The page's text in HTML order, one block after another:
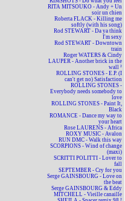
RITA MITSOUKO - Andy + Un
soir un chien
Roberta FLACK - Killing me
softly (with his song)
Rod STEWART - Da ya think
I'm sexy
Rod STEWART - Downtown
train
Roger WATERS & Cindy
LAUPER - Another brick in the
wall ²
ROLLING STONES - E.P. (I
can't get no) Satisfaction
ROLLING STONES -
Everybody needs somebody to
love
ROLLING STONES - Paint It,
Black
ROMANCE - Dance my way to
your heart
Rose LAURENS - Africa
ROXY MUSIC - Avalon
RUN DMC - Walk this way
SCORPIONS - Wind of change
(maxi)
SCRITTI POLITTI - Lover to
fall
SEPTEMBER - Cry for you
Serge GAINSBOURG - Love on
the beat
Serge GAINSBOURG & Eddy
MITCHELL - Vieille canaille